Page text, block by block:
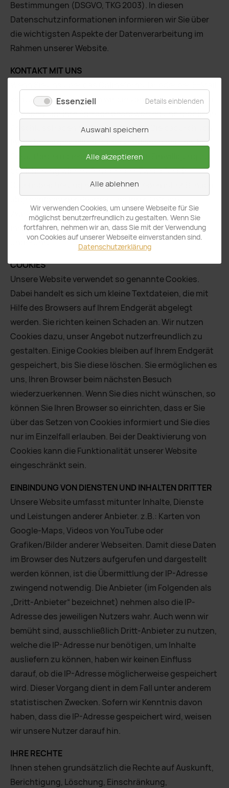
Bestimmungen (DSGVO, TKG 2003). In diesen
Datenschutzinformationen informieren wir Sie über
die wichtigsten Aspekte der Datenverarbeitung im
Rahmen unserer Website.
KONTAKT MIT UNS
kontaktieren, speichern wir die von Ihnen gemachten
Angaben, um Ihre Anfrage beantworten und mögliche
Anschlussfragen stellen zu können. Die dadurch von
Ihnen bereitgestellten Daten verbleiben bei uns, bis
Sie auffordern diese zu löschen, Ihre Einwilligung zur
Speicherung widerrufen oder der Zweck für die
Datenspeicherung nicht mehr gegeben ist (z.B. nach
abgeschlossener Bearbeitung Ihrer Anfrage).
Zwingende gesetzliche Bestimmungen –
insbesondere Aufbewahrungsfristen – bleiben
unberührt.
COOKIES
Unsere Website verwendet so genannte Cookies.
Dabei handelt es sich um kleine Textdateien, die mit
Hilfe des Browsers auf Ihrem Endgerät abgelegt
werden. Sie richten keinen Schaden an. Wir nutzen
Cookies dazu, unser Angebot nutzerfreundlich zu
gestalten. Einige Cookies bleiben auf Ihrem Endgerät
gespeichert, bis Sie diese löschen. Sie ermöglichen es
uns, Ihren Browser beim nächsten Besuch
wiederzuerkennen. Wenn Sie dies nicht wünschen, so
können Sie Ihren Browser so einrichten, dass er Sie
über das Setzen von Cookies informiert und Sie dies
nur im Einzelfall erlauben. Bei der Deaktivierung von
Cookies kann die Funktionalität unserer Website
eingeschränkt sein.
EINBINDUNG VON DIENSTEN UND INHALTEN DRITTER
Unsere Website umfasst mitunter Inhalte, Dienste
und Leistungen anderer Anbieter. z.B.: Karten von
Google-Maps, Videos von YouTube oder
Grafiken/Bilder anderer Webseiten. Damit diese Daten
im Browser des Nutzers aufgerufen und dargestellt
werden können, ist die Übermittlung der IP-Adresse
zwingend notwendig. Die Anbieter (im Folgenden als
„Dritt-Anbieter“ bezeichnet) nehmen also die IP-
Adresse des jeweiligen Nutzers wahr. Auch wenn wir
bemüht sind, ausschließlich Dritt-Anbieter zu nutzen,
welche die IP-Adresse nur benötigen, um Inhalte
ausliefern zu können, haben wir keinen Einfluss
darauf, ob die IP-Adresse möglicherweise gespeichert
wird. Dieser Vorgang dient in dem Fall unter anderem
statistischen Zwecken. Sofern wir Kenntnis davon
haben, dass die IP-Adresse gespeichert wird, weisen
wir unsere Nutzer darauf hin.
IHRE RECHTE
Ihnen stehen grundsätzlich die Rechte auf Auskunft,
Berichtigung, Löschung, Einschränkung,
Essenziell Details einblenden
Auswahl speichern
Alle akzeptieren
Alle ablehnen
Wir verwenden Cookies, um unsere Webseite für Sie
möglichst benutzerfreundlich zu gestalten. Wenn Sie
fortfahren, nehmen wir an, dass Sie mit der Verwendung
von Cookies auf unserer Webseite einverstanden sind.
Datenschutzerklärung